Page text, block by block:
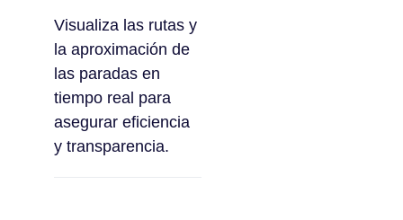
Visualiza las rutas y
la aproximación de
las paradas en
tiempo real para
asegurar eficiencia
y transparencia.